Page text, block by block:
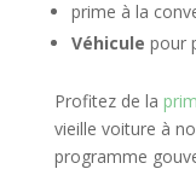
prime à la
Véhicule pour
Profitez de la
vieille voiture à
programme